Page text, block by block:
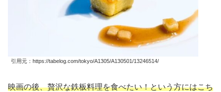
引用元：https://tabelog.com/tokyo/A1305/A130501/13246514/
映画の後、贅沢な鉄板料理を食べたい！という方にはこち